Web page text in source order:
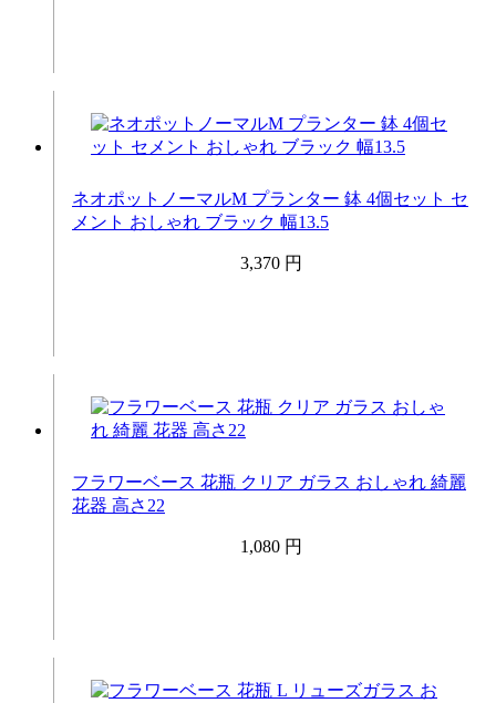
ネオポットノーマルM プランター 鉢 4個セット セ
メント おしゃれ ブラック 幅13.5
3,370 円
フラワーベース 花瓶 クリア ガラス おしゃれ 綺麗
花器 高さ22
1,080 円